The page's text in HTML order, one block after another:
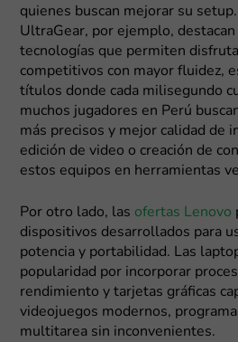
quienes buscan mejorar su
UltraGear, por ejemplo,
tecnologías que permiten
competitivos con mayor fluidez,
títulos donde cada milisegundo
muchos jugadores en Perú
más precisos y mejor calidad de
edición de video o creación de
estos equipos en herramientas
Por otro lado, las ofertas Lenovo
dispositivos desarrollados para
potencia y portabilidad. Las
popularidad por incorporar
rendimiento y tarjetas gráficas
videojuegos modernos,
multitarea sin inconvenientes.